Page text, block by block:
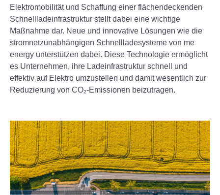
Elektromobilität und Schaffung einer flächendeckenden
Schnellladeinfrastruktur stellt dabei eine wichtige
Maßnahme dar. Neue und innovative Lösungen wie die
stromnetzunabhängigen Schnellladesysteme von me
energy unterstützen dabei. Diese Technologie ermöglicht
es Unternehmen, ihre Ladeinfrastruktur schnell und
effektiv auf Elektro umzustellen und damit wesentlich zur
Reduzierung von CO₂-Emissionen beizutragen.